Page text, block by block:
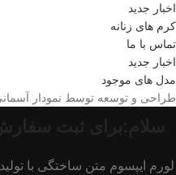
اخبار جدید
کرم های زنانه
تماس با ما
اخبار جدید
مدل های موجود
طراحی و توسعه توسط نمودار
لورم ایپسوم متن ساختگی با